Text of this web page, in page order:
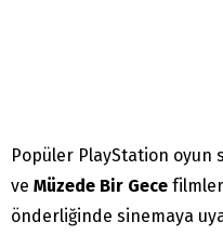
Popüler PlayStation oyun
ve Müzede Bir Gece
önderliğinde sinemaya